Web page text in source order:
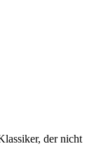
der nicht